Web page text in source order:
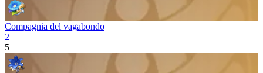
Compagnia del vagabondo
2
5